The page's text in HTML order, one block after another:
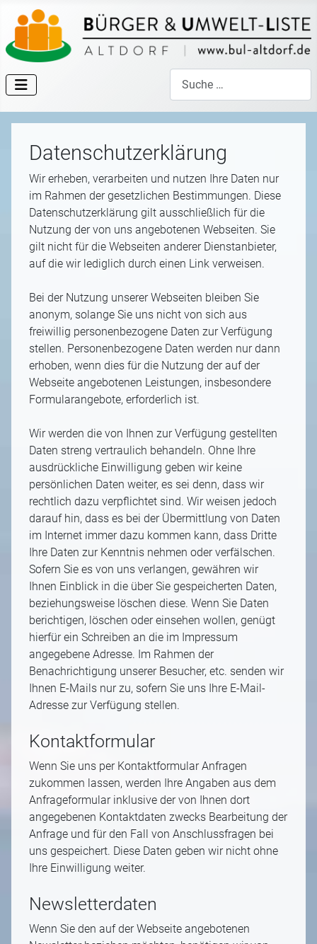
Datenschutzerklärung
Wir erheben, verarbeiten und nutzen Ihre Daten nur
im Rahmen der gesetzlichen Bestimmungen. Diese
Datenschutzerklärung gilt ausschließlich für die
Nutzung der von uns angebotenen Webseiten. Sie
gilt nicht für die Webseiten anderer Dienstanbieter,
auf die wir lediglich durch einen Link verweisen.
Bei der Nutzung unserer Webseiten bleiben Sie
anonym, solange Sie uns nicht von sich aus
freiwillig personenbezogene Daten zur Verfügung
stellen. Personenbezogene Daten werden nur dann
erhoben, wenn dies für die Nutzung der auf der
Webseite angebotenen Leistungen, insbesondere
Formularangebote, erforderlich ist.
Wir werden die von Ihnen zur Verfügung gestellten
Daten streng vertraulich behandeln. Ohne Ihre
ausdrückliche Einwilligung geben wir keine
persönlichen Daten weiter, es sei denn, dass wir
rechtlich dazu verpflichtet sind. Wir weisen jedoch
darauf hin, dass es bei der Übermittlung von Daten
im Internet immer dazu kommen kann, dass Dritte
Ihre Daten zur Kenntnis nehmen oder verfälschen.
Sofern Sie es von uns verlangen, gewähren wir
Ihnen Einblick in die über Sie gespeicherten Daten,
beziehungsweise löschen diese. Wenn Sie Daten
berichtigen, löschen oder einsehen wollen, genügt
hierfür ein Schreiben an die im Impressum
angegebene Adresse. Im Rahmen der
Benachrichtigung unserer Besucher, etc. senden wir
Ihnen E-Mails nur zu, sofern Sie uns Ihre E-Mail-
Adresse zur Verfügung stellen.
Kontaktformular
Wenn Sie uns per Kontaktformular Anfragen
zukommen lassen, werden Ihre Angaben aus dem
Anfrageformular inklusive der von Ihnen dort
angegebenen Kontaktdaten zwecks Bearbeitung der
Anfrage und für den Fall von Anschlussfragen bei
uns gespeichert. Diese Daten geben wir nicht ohne
Ihre Einwilligung weiter.
Newsletterdaten
Wenn Sie den auf der Webseite angebotenen